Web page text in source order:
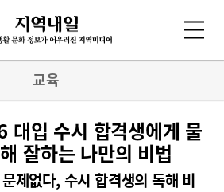
교육
대입 수시 합격생에게 물
잘하는 나만의 비법
제없다, 수시 합격생의 독해 비